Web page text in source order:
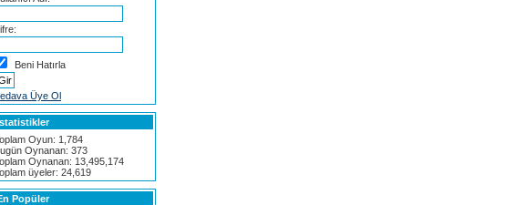
Beni Hatırla
Üye Ol
Oyun: 1,784
Oynanan: 373
Oynanan: 13,495,174
üyeler: 24,619
Popüler